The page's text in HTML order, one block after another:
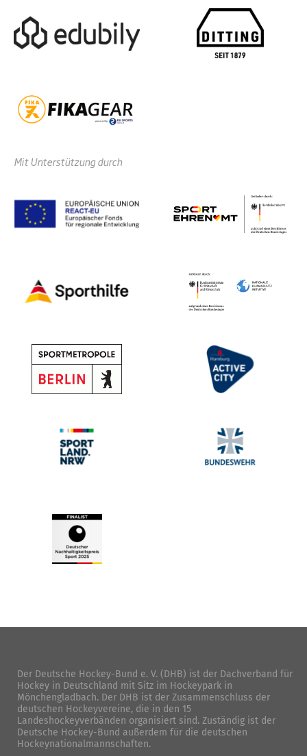
Mit Unterstützung durch
Der Deutsche Hockey-Bund e. V. (DHB) ist der Dachverband für
Hockey in Deutschland mit Sitz im Hockeypark in
Mönchengladbach. Der DHB ist der Zusammenschluss der
deutschen Hockeyvereine, die in den 15
Landeshockeyverbänden organisiert sind. Zuständig ist der
Deutsche Hockey-Bund außerdem für die deutschen
Hockeynationalmannschaften.